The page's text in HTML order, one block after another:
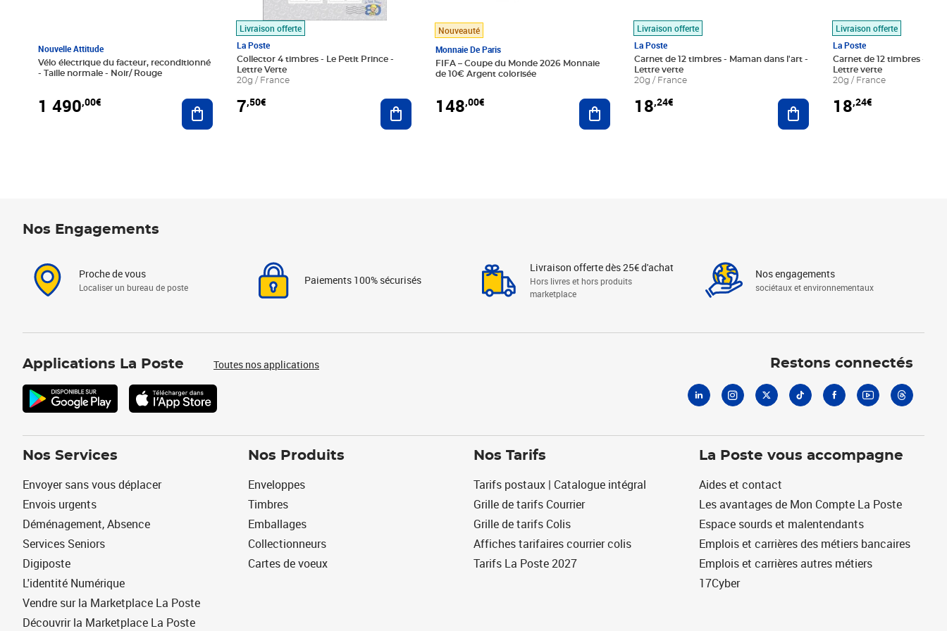
Nouvelle Attitude
Vélo électrique du facteur, reconditionné
- Taille normale - Noir/ Rouge
1 490,00€ Ajouter au panier
Livraison offerte
La Poste
Collector 4 timbres - Le Petit Prince -
Lettre Verte
20g / France
7,50€ Ajouter au panier
Nouveauté
Monnaie De Paris
FIFA – Coupe du Monde 2026 Monnaie
de 10€ Argent colorisée
148,00€ Ajouter au panier
Livraison offerte
La Poste
Carnet de 12 timbres - Maman dans l'art -
Lettre verte
20g / France
18,24€ Ajouter au panier
Livraison offerte
La Poste
Carnet de 12 timbres - Le
Lettre verte
20g / France
18,24€
Nos Engagements
Proche de vous
Localiser un bureau de poste
Paiements 100% sécurisés
Livraison offerte dès 25€ d'achat
Hors livres et hors produits
marketplace
Nos engagements
sociétaux et environnementaux
Applications La Poste Toutes nos applications Restons connectés
Nos Services
Envoyer sans vous déplacer
Envois urgents
Déménagement, Absence
Services Seniors
Digiposte
L'identité Numérique
Vendre sur la Marketplace La Poste
Découvrir la Marketplace La Poste
Nos Produits
Enveloppes
Timbres
Emballages
Collectionneurs
Cartes de voeux
Nos Tarifs
Tarifs postaux | Catalogue intégral
Grille de tarifs Courrier
Grille de tarifs Colis
Affiches tarifaires courrier colis
Tarifs La Poste 2027
La Poste vous accompagne
Aides et contact
Les avantages de Mon Compte La Poste
Espace sourds et malentendants
Emplois et carrières des métiers bancaires
Emplois et carrières autres métiers
17Cyber